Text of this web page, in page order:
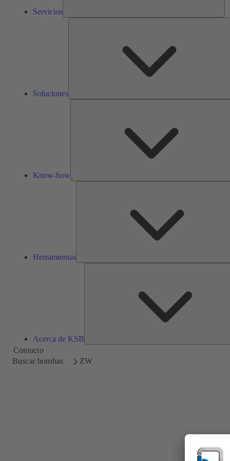
Servicios
Soluciones
Know-how
Herramientas
Acerca de KSB
Contacto
Buscar bombas
ZW